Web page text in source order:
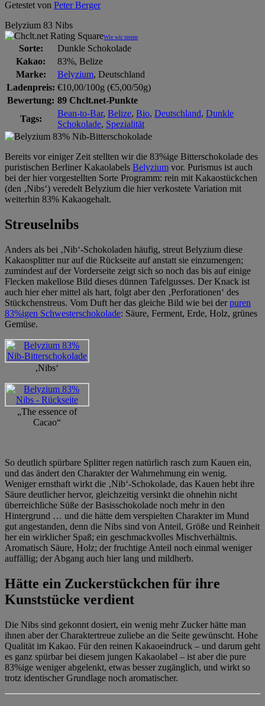
Getestet von Peter Berger
Belyzium 83 Nibs
Wie wir testen
Sorte:
Dunkle Schokolade
Kakao:
83%, Belize
Marke:
Belyzium, Deutschland
Ladenpreis: €10,00/100g (€5,00/50g)
Bewertung: 89 Chclt.net-Punkte
Tags:
Bean-to-Bar, Belize, Bio, Deutschland, Dunkle
Schokolade, Spezialität
Bereits vor einiger Zeit stellten wir die 83%ige Bitterschokolade des
puristischen Berliner Kakaolabels Belyzium vor. Purismus ist auch
bei der hier vorgestellten Sorte Programm: rein mit Kakaostückchen
(den ‚Nibs‘) veredelt Belyzium die hier verkostete Variation mit
weiterhin 83% Kakaogehalt.
Streuselnibs
Anders als bei ‚Nib‘-Schokoladen häufig, streut Belyzium diese
Kakaosplitter nur auf die Rückseite auf anstatt sie einzumengen;
zumindest auf der Vorderseite zeigt sich so noch das bis auf einige
Flecken makellose Bild dieses dünnen Tafelgusses. Der Knack ist
auch hier eher mittel als hart, folgt aber den ‚Perforationen‘ des
Stückchenstreus. Vom Duft her das gleiche Bild wie bei derpuren
83%igen Schwesterschokolade: Säure, Ferment, Erde, Holz, grünes
Gemüse.
‚Nibs‘
„The essence of
Cacao“
So deutlich spürbare Splitter regen natürlich rasch zum Kauen ein,
und das ändert den Charakter der Wahrnehmung ein wenig.
Weniger ernsthaft wirkt die ‚Nib‘-Schokolade, das Kauen hebt ihre
Säure deutlicher hervor, gleichzeitig versinkt die ohnehin nicht
überreichliche Süße der Basisschokolade noch mehr in den
Hintergrund … und die hätte dem verspielten Charakter im Mund
gut angestanden, denn die Nibs sind von Anteil, Größe und Reinheit
her ein wirklicher Spaß; ein geschmackvolles Mischverhältnis.
Aromatisch Säure, Holz; der fruchtige Anteil noch einmal weniger
auffällig; der Abgang auch hier lang und mildherb.
Hätte ein Zuckerstückchen für ihre
Kunststücke verdient
Die Nibs sind gekonnt dosiert, ein wenig mehr Zucker hätte man
ihnen aber der Charaktertreue zuliebe an die Seite gewünscht. Hohe
Qualität im Kakao. Für den reinen Kakaoeindruck – und darum geht
es ganz spürbar bei diesem jungen Kakaolabel – ist aber die pure
83%ige weniger abgelenkt, etwas besser zugänglich, und wirkt so
trotz identischer Grundlage noch aromatischer.